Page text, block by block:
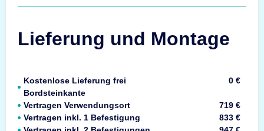
Lieferung und Montage
Kostenlose Lieferung frei
Bordsteinkante
0 €
Vertragen Verwendungsort
719 €
Vertragen inkl. 1 Befestigung
833 €